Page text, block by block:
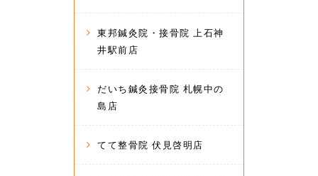
東邦鍼灸院・接骨院 上石神
井駅前店
だいち鍼灸接骨院 札幌中の
島店
てて整骨院 伏見啓明店